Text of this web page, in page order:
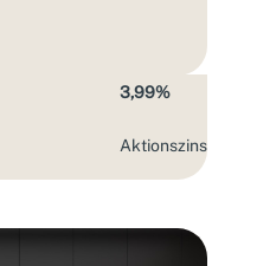
3,99%
Aktions­zins